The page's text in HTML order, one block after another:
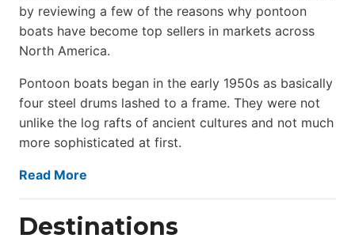
by reviewing a few of the reasons why pontoon
boats have become top sellers in markets across
North America.
Pontoon boats began in the early 1950s as basically
four steel drums lashed to a frame. They were not
unlike the log rafts of ancient cultures and not much
more sophisticated at first.
Read More
Destinations